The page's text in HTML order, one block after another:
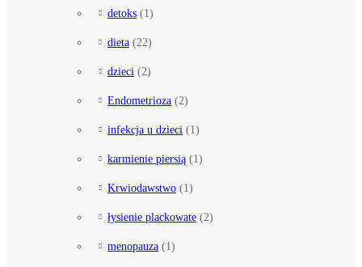
detoks (1)
dieta (22)
dzieci (2)
Endometrioza (2)
infekcja u dzieci (1)
karmienie piersią (1)
Krwiodawstwo (1)
łysienie plackowate (2)
menopauza (1)